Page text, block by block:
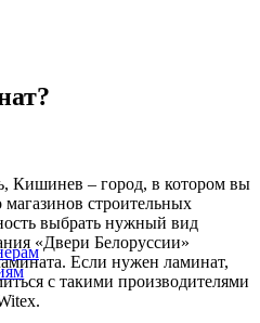
Кишинев – город, в котором вы
строительных
выбрать нужный вид
«Двери Белоруссии»
Если нужен ламинат,
с такими производителями